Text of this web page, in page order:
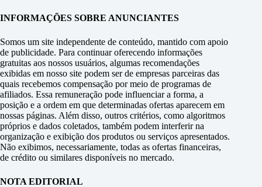
INFORMAÇÕES SOBRE ANUNCIANTES
Somos um site independente de conteúdo, mantido com apoio
de publicidade. Para continuar oferecendo informações
gratuitas aos nossos usuários, algumas recomendações
exibidas em nosso site podem ser de empresas parceiras das
quais recebemos compensação por meio de programas de
afiliados. Essa remuneração pode influenciar a forma, a
posição e a ordem em que determinadas ofertas aparecem em
nossas páginas. Além disso, outros critérios, como algoritmos
próprios e dados coletados, também podem interferir na
organização e exibição dos produtos ou serviços apresentados.
Não exibimos, necessariamente, todas as ofertas financeiras,
de crédito ou similares disponíveis no mercado.
NOTA EDITORIAL